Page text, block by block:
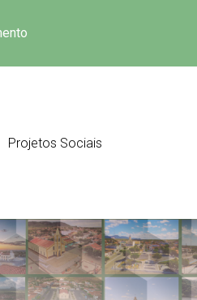
Projetos Sociais